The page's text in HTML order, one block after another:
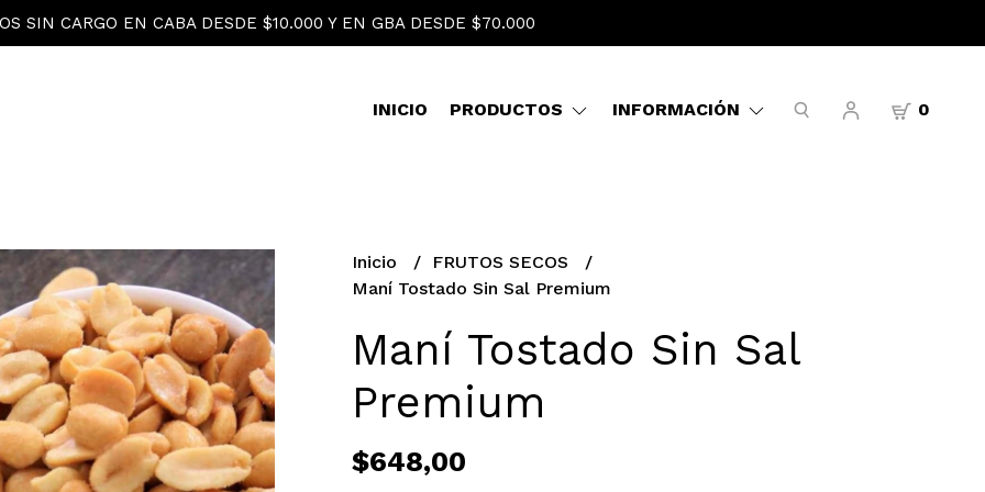
SIN CARGO EN CABA DESDE $10.000 Y EN GBA DESDE $70.000
INICIO PRODUCTOS INFORMACIÓN 0
Inicio
FRUTOS SECOS
Maní Tostado Sin Sal Premium
Maní Tostado Sin Sal
Premium
$648,00